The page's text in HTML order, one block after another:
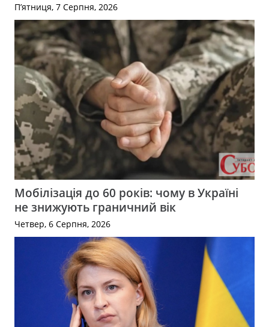
П’ятниця, 7 Серпня, 2026
Мобілізація до 60 років: чому в Україні
не знижують граничний вік
Четвер, 6 Серпня, 2026